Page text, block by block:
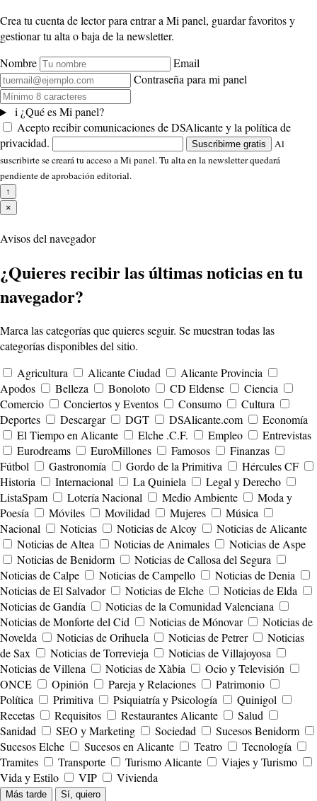
Crea tu cuenta de lector para entrar a Mi panel, guardar favoritos y
gestionar tu alta o baja de la newsletter.
Nombre
Email
Contraseña para mi panel
i¿Qué es Mi panel?
Acepto recibir comunicaciones de DSAlicante y la política de
privacidad.
Suscribirme gratis
Al
suscribirte se creará tu acceso a Mi panel. Tu alta en la newsletter quedará
pendiente de aprobación editorial.
↑
×
Avisos del navegador
¿Quieres recibir las últimas noticias en tu
navegador?
Marca las categorías que quieres seguir. Se muestran todas las
categorías disponibles del sitio.
Agricultura
Alicante Ciudad
Alicante Provincia
Apodos
Belleza Bonoloto CD Eldense
Ciencia
Comercio
Conciertos y Eventos Consumo
Cultura
Deportes
Descargar DGT DSAlicante.com
Economía
El Tiempo en Alicante
Elche .C.F. Empleo
Entrevistas
Eurodreams
EuroMillones Famosos
Finanzas
Fútbol
Gastronomía Gordo de la Primitiva
Hércules CF
Historia
Internacional La Quiniela
Legal y Derecho
ListaSpam
Lotería Nacional Medio Ambiente
Moda y
Poesía
Móviles Movilidad Mujeres
Música
Nacional
Noticias Noticias de Alcoy
Noticias de Alicante
Noticias de Altea
Noticias de Animales
Noticias de Aspe
Noticias de Benidorm
Noticias de Callosa del Segura
Noticias de Calpe
Noticias de Campello
Noticias de Denia
Noticias de El Salvador
Noticias de Elche
Noticias de Elda
Noticias de Gandía
Noticias de la Comunidad Valenciana
Noticias de Monforte del Cid
Noticias de Mónovar
Noticias de
Novelda
Noticias de Orihuela Noticias de Petrer
Noticias
de Sax
Noticias de Torrevieja
Noticias de Villajoyosa
Noticias de Villena
Noticias de Xàbia
Ocio y Televisión
ONCE
Opinión Pareja y Relaciones
Patrimonio
Política
Primitiva Psiquiatría y Psicología
Quinigol
Recetas
Requisitos Restaurantes Alicante
Salud
Sanidad
SEO y Marketing Sociedad
Sucesos Benidorm
Sucesos Elche
Sucesos en Alicante Teatro
Tecnología
Tramites
Transporte Turismo Alicante
Viajes y Turismo
Vida y Estilo
VIP Vivienda
Más tarde Sí, quiero